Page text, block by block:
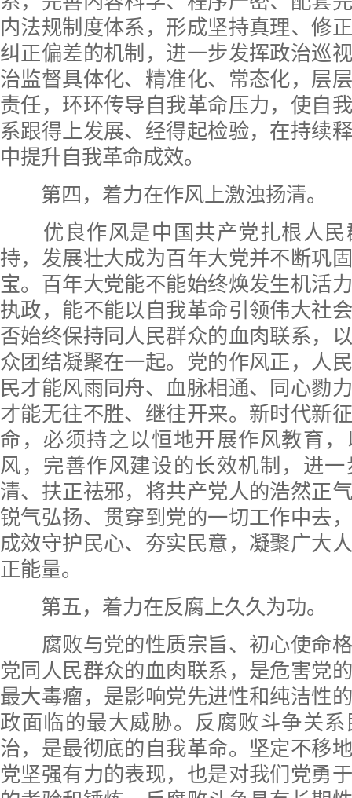
内法规制度体系，形成坚持真理、修
纠正偏差的机制，进一步发挥政治巡
治监督具体化、精准化、常态化，层
责任，环环传导自我革命压力，使自
系跟得上发展、经得起检验，在持续
中提升自我革命成效。
第四，着力在作风上激浊扬清。
优良作风是中国共产党扎根人民
持，发展壮大成为百年大党并不断巩
宝。百年大党能不能始终焕发生机活
执政，能不能以自我革命引领伟大社
否始终保持同人民群众的血肉联系，
众团结凝聚在一起。党的作风正，人
民才能风雨同舟、血脉相通、同心勠
才能无往不胜、继往开来。新时代新
命，必须持之以恒地开展作风教育
风，完善作风建设的长效机制，进
清、扶正祛邪，将共产党人的浩然正
锐气弘扬、贯穿到党的一切工作中去
成效守护民心、夯实民意，凝聚广大
正能量。
第五，着力在反腐上久久为功。
腐败与党的性质宗旨、初心使命格
党同人民群众的血肉联系，是危害党
最大毒瘤，是影响党先进性和纯洁性
政面临的最大威胁。反腐败斗争关
治，是最彻底的自我革命。坚定不移
党坚强有力的表现，也是对我们党勇